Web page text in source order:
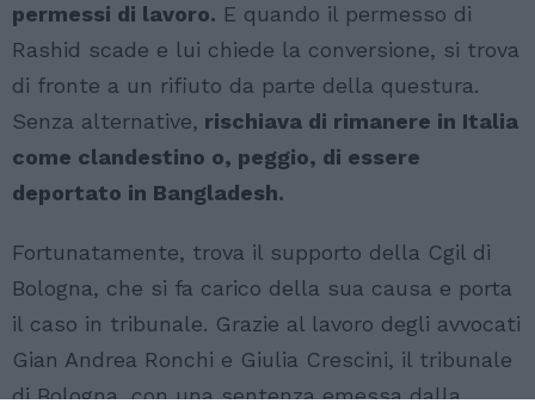
permessi di lavoro. E quando il permesso di
Rashid scade e lui chiede la conversione, si trova
di fronte a un rifiuto da parte della questura.
Senza alternative, rischiava di rimanere in Italia
come clandestino o, peggio, di essere
deportato in Bangladesh.
Fortunatamente, trova il supporto della Cgil di
Bologna, che si fa carico della sua causa e porta
il caso in tribunale. Grazie al lavoro degli avvocati
Gian Andrea Ronchi e Giulia Crescini, il tribunale
di Bologna, con una sentenza emessa dalla